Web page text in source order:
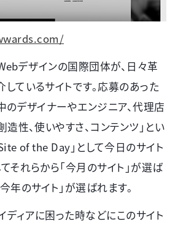
デザインの国際団体が、日々革
ているサイトです。応募のあった
のデザイナーやエンジニア、代理店
造性、使いやすさ、コンテンツ」とい
of the Day 」として今日のサイト
それらから「今月のサイト」が選ば
年のサイト」が選ばれます。
ィアに困った時などにこのサイト